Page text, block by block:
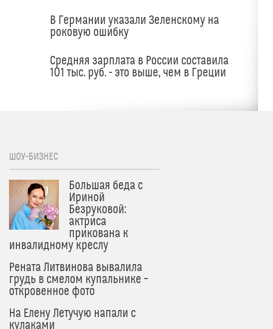
В Германии указали Зеленскому на
роковую ошибку
Средняя зарплата в России составила
101 тыс. руб. - это выше, чем в Греции
ШОУ-БИЗНЕС
Большая беда с
Ириной
Безруковой:
актриса
прикована к
инвалидному креслу
Рената Литвинова вывалила
грудь в смелом купальнике –
откровенное фото
На Елену Летучую напали с
кулаками